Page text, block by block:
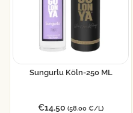
Sungurlu Köln-250 ML
€14.50 (58.00 €/L)